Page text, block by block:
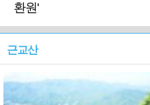
환원'
근교산